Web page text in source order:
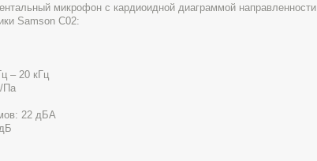
микрофон с кардиоидной диаграммой направленности
Samson С02:
– 20 кГц
Па
22 дБА